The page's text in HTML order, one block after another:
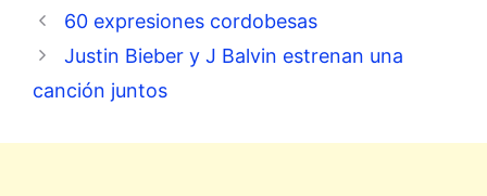
60 expresiones cordobesas
Justin Bieber y J Balvin estrenan una
canción juntos